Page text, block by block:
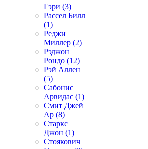
Гэри (3)
Рассел Билл
(1)
Реджи
Миллер (2)
Рэджон
Рондо (12)
Рэй Аллен
(5)
Сабонис
Арвидас (1)
Смит Джей
Ар (8)
Старкс
Джон (1)
Стоякович